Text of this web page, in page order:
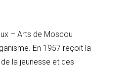
– Arts de Moscou
En 1957 reçoit la
la jeunesse et des